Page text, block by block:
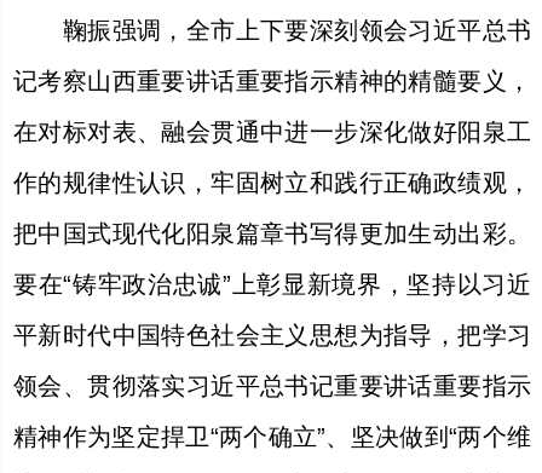
鞠振强调，全市上下要深刻领会习近平总书
记考察山西重要讲话重要指示精神的精髓要义，
在对标对表、融会贯通中进一步深化做好阳泉工
作的规律性认识，牢固树立和践行正确政绩观，
把中国式现代化阳泉篇章书写得更加生动出彩。
要在“铸牢政治忠诚”上彰显新境界，坚持以习近
平新时代中国特色社会主义思想为指导，把学习
领会、贯彻落实习近平总书记重要讲话重要指示
精神作为坚定捍卫“两个确立”、坚决做到“两个维